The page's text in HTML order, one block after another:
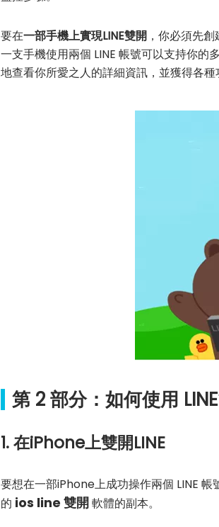
要在一部手機上實現LINE雙開 ，你必須先
一支手機使用兩個 LINE 帳號可以支持你的
地查看你所愛之人的詳細資訊，並獲得各
第 2 部分：如何使用
1. 在iPhone上雙開LINE
要想在一部iPhone上成功操作兩個 LINE
的 ios line 雙開軟體的副本。